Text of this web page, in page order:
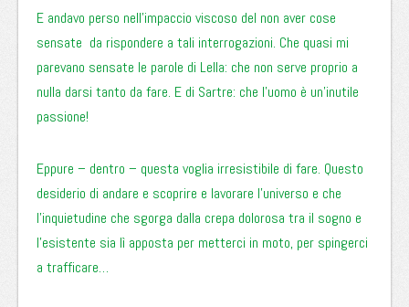
E andavo perso nell’impaccio viscoso del non aver cose
sensate da rispondere a tali interrogazioni. Che quasi mi
parevano sensate le parole di Lella: che non serve proprio a
nulla darsi tanto da fare. E di Sartre: che l’uomo è un’inutile
passione!
Eppure – dentro – questa voglia irresistibile di fare. Questo
desiderio di andare e scoprire e lavorare l’universo e che
l’inquietudine che sgorga dalla crepa dolorosa tra il sogno e
l’esistente sia lì apposta per metterci in moto, per spingerci
a trafficare…